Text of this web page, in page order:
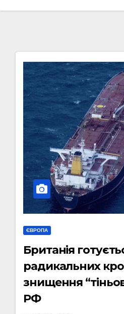
ЄВРОПА
Британія
радикальних
знищення
РФ